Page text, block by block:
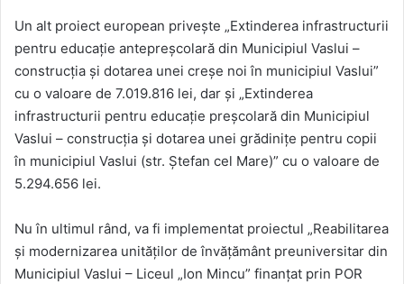
Un alt proiect european privește „Extinderea infrastructurii
pentru educaţie antepreșcolară din Municipiul Vaslui –
construcţia şi dotarea unei creşe noi în municipiul Vaslui”
cu o valoare de 7.019.816 lei, dar și „Extinderea
infrastructurii pentru educaţie preșcolară din Municipiul
Vaslui – construcţia şi dotarea unei grădiniţe pentru copii
în municipiul Vaslui (str. Ştefan cel Mare)” cu o valoare de
5.294.656 lei.
Nu în ultimul rând, va fi implementat proiectul „Reabilitarea
şi modernizarea unităţilor de învăţământ preuniversitar din
Municipiul Vaslui – Liceul „Ion Mincu” finanțat prin POR